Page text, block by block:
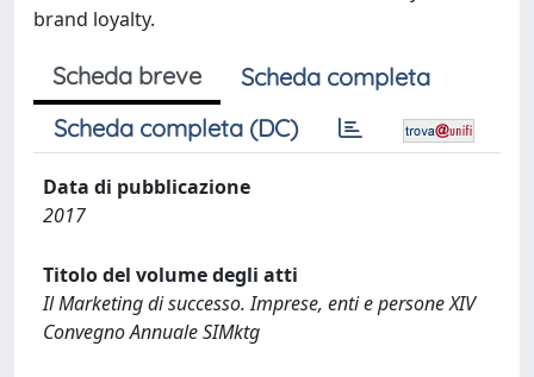
brand loyalty.
Scheda breve
Scheda completa
Scheda completa (DC)
Data di pubblicazione
2017
Titolo del volume degli atti
Il Marketing di successo. Imprese, enti e persone XIV
Convegno Annuale SIMktg